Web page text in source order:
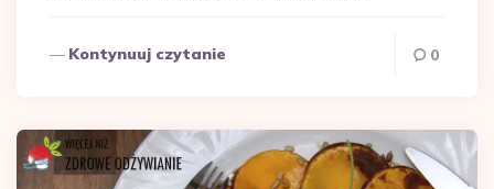
Kontynuuj czytanie 0